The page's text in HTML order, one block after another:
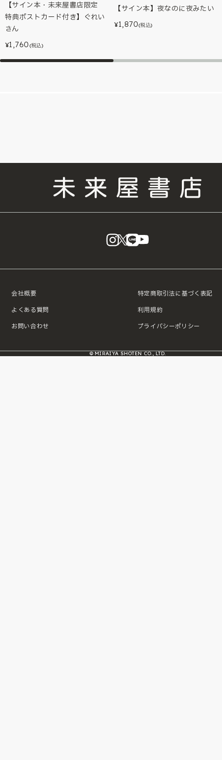
【サイン本・未来屋書店限定
特典ポストカード付き】ぐれい
さん
¥1,760 (税込)
【サイン本】夜なのに夜みたい
¥1,870(税込)
instagram
X LINE
会社概要
よくある質問
お問い合わせ
特定商取引法に基づく表記
利用規約
プライバシーポリシー
© MIRAIYA SHOTEN CO., LTD.